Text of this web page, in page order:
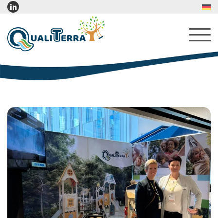
Leistungen
Produkte
Innen-Spielwelten & Einrichtung
Innenspiel Möbel
Leseecken Möbel